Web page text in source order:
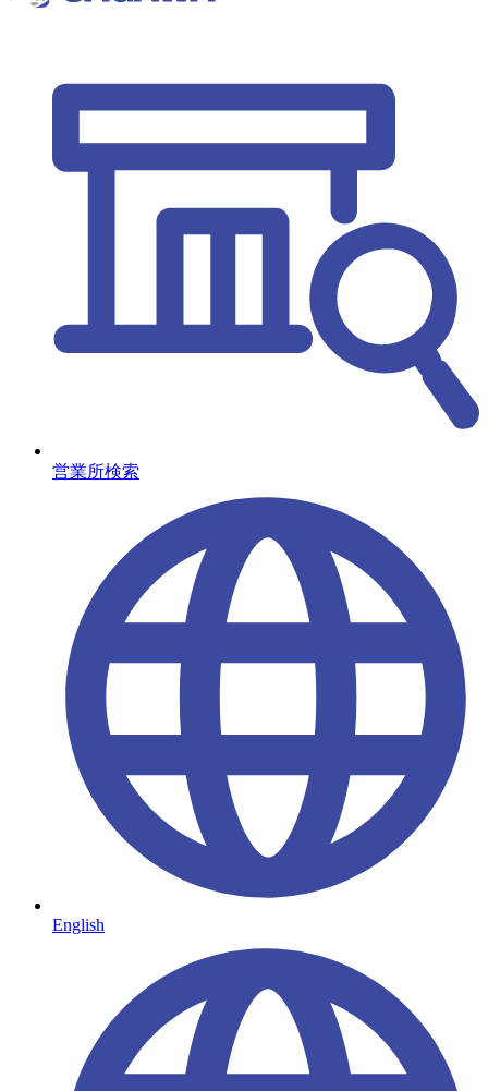
営業所検索
English